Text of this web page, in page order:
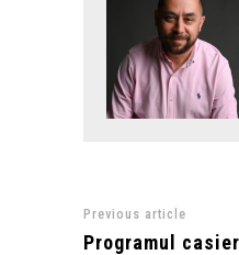
Previous article
Programul